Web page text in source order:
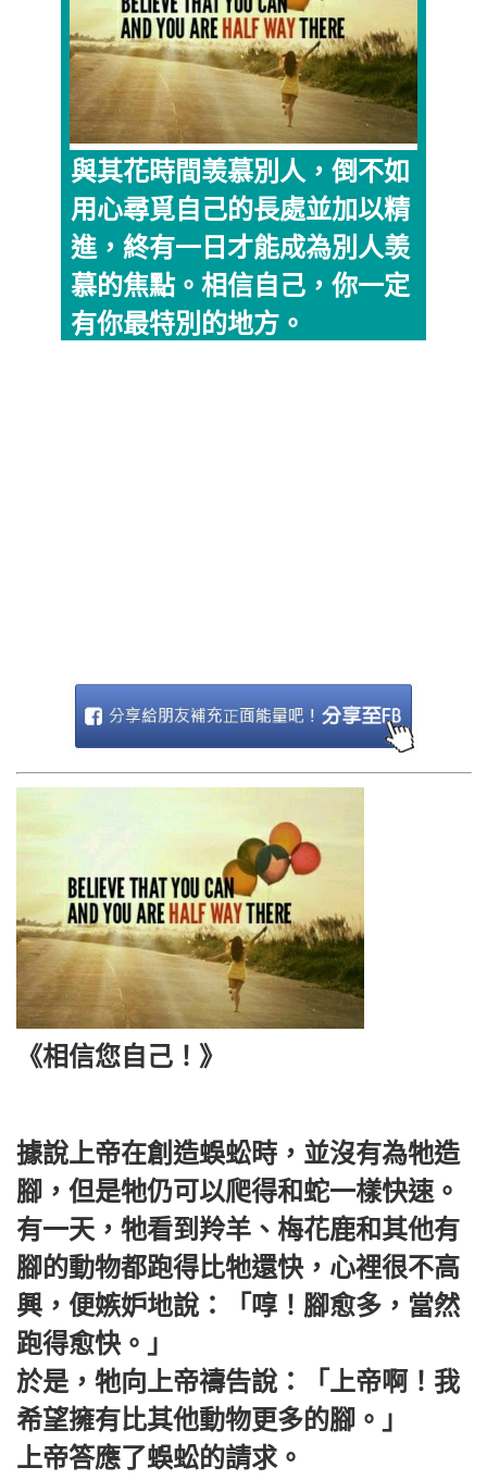
與其花時間羡慕別人，倒不如
用心尋覓自己的長處並加以精
進，終有一日才能成為別人羡
慕的焦點。相信自己，你一定
有你最特別的地方。
《相信您自己！》
據說上帝在創造蜈蚣時，並沒有為牠造
腳，但是牠仍可以爬得和蛇一樣快速。
有一天，牠看到羚羊、梅花鹿和其他有
腳的動物都跑得比牠還快，心裡很不高
興，便嫉妒地說：「啍！腳愈多，當然
跑得愈快。」
於是，牠向上帝禱告說：「上帝啊！我
希望擁有比其他動物更多的腳。」
上帝答應了蜈蚣的請求。